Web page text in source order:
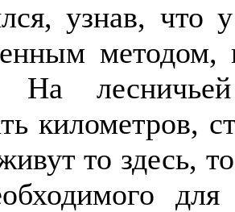
узнав, что
методом,
На
километров,
то здесь,